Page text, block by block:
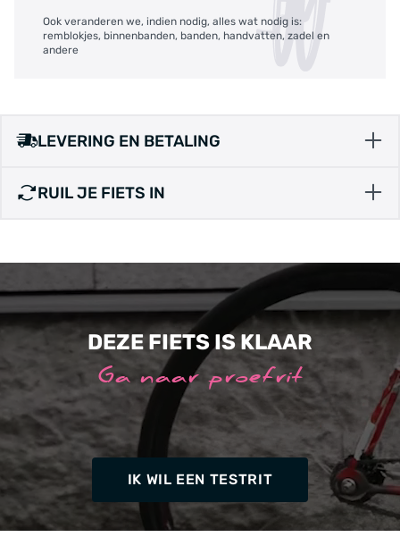
Ook veranderen we, indien nodig, alles wat nodig is:
remblokjes, binnenbanden, banden, handvatten, zadel en
andere
LEVERING EN BETALING
RUIL JE FIETS IN
DEZE FIETS IS KLAAR
Ga naar proefrit
IK WIL EEN TESTRIT